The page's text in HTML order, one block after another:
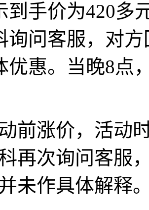
到手价为420多
询问客服，对
优惠。当晚8点
涨价，活动时
再次询问客服
未作具体解释